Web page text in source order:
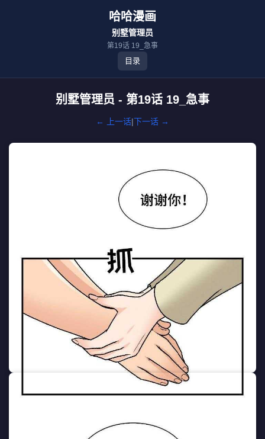
哈哈漫画
别墅管理员
第19话 19_急事
目录
别墅管理员 - 第19话 19_急事
← 上一话|下一话 →